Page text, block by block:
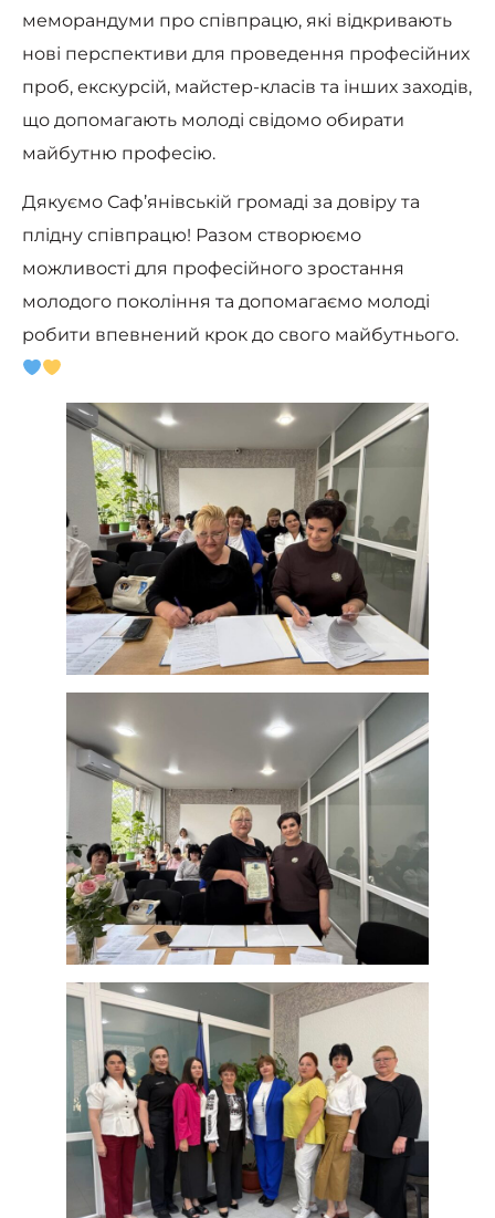
меморандуми про співпрацю, які відкривають
нові перспективи для проведення професійних
проб, екскурсій, майстер-класів та інших заходів,
що допомагають молоді свідомо обирати
майбутню професію.
Дякуємо Саф’янівській громаді за довіру та
плідну співпрацю! Разом створюємо
можливості для професійного зростання
молодого покоління та допомагаємо молоді
робити впевнений крок до свого майбутнього.